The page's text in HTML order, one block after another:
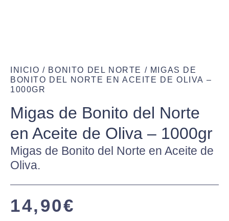
INICIO / BONITO DEL NORTE / MIGAS DE
BONITO DEL NORTE EN ACEITE DE OLIVA –
1000GR
Migas de Bonito del Norte
en Aceite de Oliva – 1000gr
Migas de Bonito del Norte en Aceite de
Oliva.
14,90€